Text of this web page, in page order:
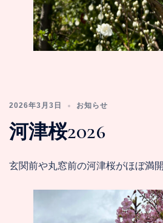
2026年3月3日 お知らせ
河津桜2026
玄関前や丸窓前の河津桜がほぼ満